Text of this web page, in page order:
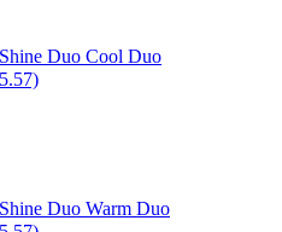
Duo Cool Duo
Duo Warm Duo